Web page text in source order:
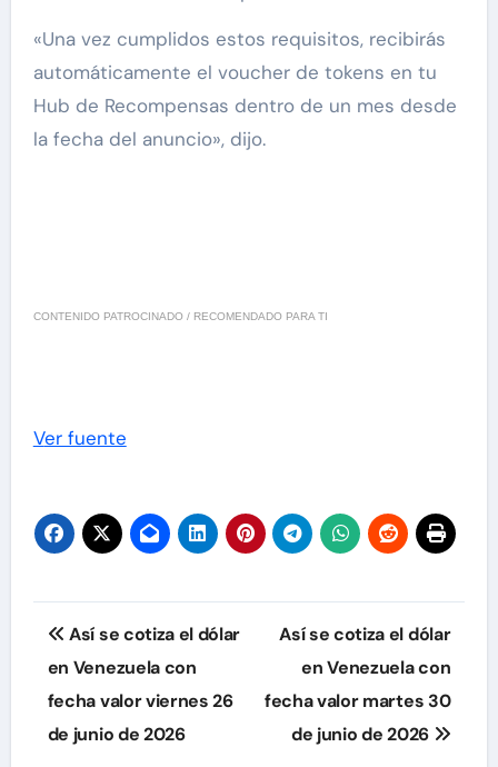
«Una vez cumplidos estos requisitos, recibirás
automáticamente el voucher de tokens en tu
Hub de Recompensas dentro de un mes desde
la fecha del anuncio», dijo.
CONTENIDO PATROCINADO / RECOMENDADO PARA TI
Ver fuente
Navegación
de
entradas
Así se cotiza el dólar
en Venezuela con
fecha valor viernes 26
de junio de 2026
Así se cotiza el dólar
en Venezuela con
fecha valor martes 30
de junio de 2026